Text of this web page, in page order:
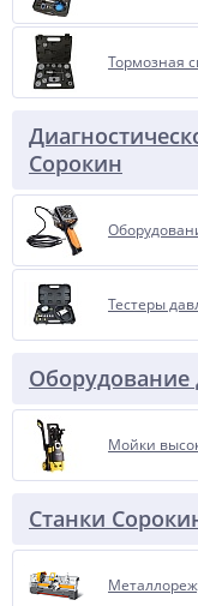
Тормозная
Сорокин
Тестеры
Оборудование
Мойки
Станки